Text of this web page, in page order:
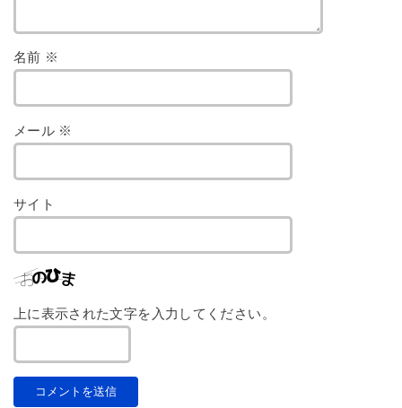
名前 ※
メール ※
サイト
上に表示された文字を入力してください。